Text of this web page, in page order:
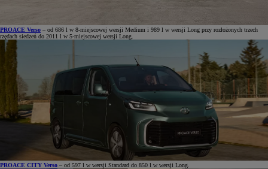
PROACE Verso – od 686 l w 8-miejscowej wersji Medium i 989 l w wersji Long przy rozłożonych trzech
rzędach siedzeń do 2011 l w 5-miejscowej wersji Long.
PROACE CITY Verso – od 597 l w wersji Standard do 850 l w wersji Long.